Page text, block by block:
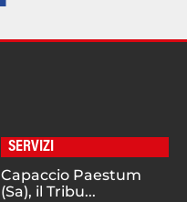
SERVIZI
Capaccio Paestum
(Sa), il Tribu...